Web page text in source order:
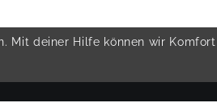
deiner Hilfe können wir